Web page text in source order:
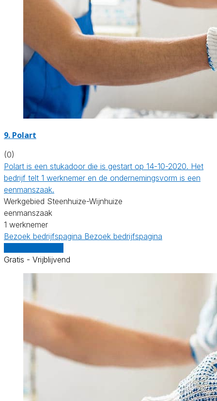
9. Polart
(0)
Polart is een stukadoor die is gestart op 14-10-2020. Het
bedrijf telt 1 werknemer en de ondernemingsvorm is een
eenmanszaak.
Werkgebied Steenhuize-Wijnhuize
eenmanszaak
1 werknemer
Bezoek bedrijfspagina Bezoek bedrijfspagina
Gratis - Vrijblijvend